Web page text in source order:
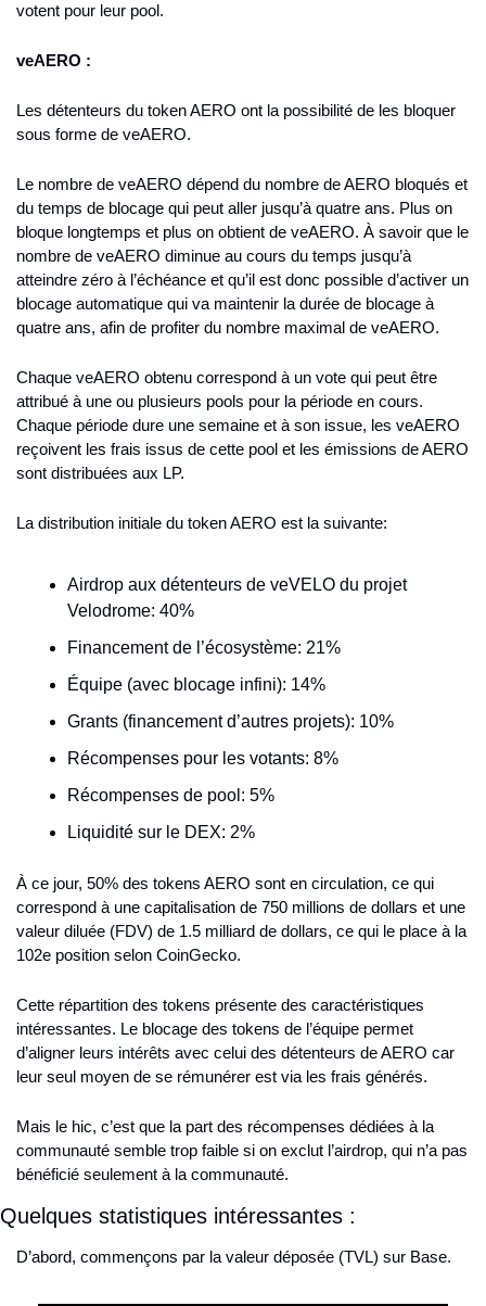
votent pour leur pool.
veAERO :
Les détenteurs du token AERO ont la possibilité de les bloquer
sous forme de veAERO.
Le nombre de veAERO dépend du nombre de AERO bloqués et
du temps de blocage qui peut aller jusqu’à quatre ans. Plus on
bloque longtemps et plus on obtient de veAERO. À savoir que le
nombre de veAERO diminue au cours du temps jusqu’à
atteindre zéro à l’échéance et qu’il est donc possible d’activer un
blocage automatique qui va maintenir la durée de blocage à
quatre ans, afin de profiter du nombre maximal de veAERO.
Chaque veAERO obtenu correspond à un vote qui peut être
attribué à une ou plusieurs pools pour la période en cours.
Chaque période dure une semaine et à son issue, les veAERO
reçoivent les frais issus de cette pool et les émissions de AERO
sont distribuées aux LP.
La distribution initiale du token AERO est la suivante:
Airdrop aux détenteurs de veVELO du projet
Velodrome: 40%
Financement de l’écosystème: 21%
Équipe (avec blocage infini): 14%
Grants (financement d’autres projets): 10%
Récompenses pour les votants: 8%
Récompenses de pool: 5%
Liquidité sur le DEX: 2%
À ce jour, 50% des tokens AERO sont en circulation, ce qui
correspond à une capitalisation de 750 millions de dollars et une
valeur diluée (FDV) de 1.5 milliard de dollars, ce qui le place à la
102e position selon CoinGecko.
Cette répartition des tokens présente des caractéristiques
intéressantes. Le blocage des tokens de l’équipe permet
d’aligner leurs intérêts avec celui des détenteurs de AERO car
leur seul moyen de se rémunérer est via les frais générés.
Mais le hic, c’est que la part des récompenses dédiées à la
communauté semble trop faible si on exclut l’airdrop, qui n’a pas
bénéficié seulement à la communauté.
Quelques statistiques intéressantes :
D’abord, commençons par la valeur déposée (TVL) sur Base.